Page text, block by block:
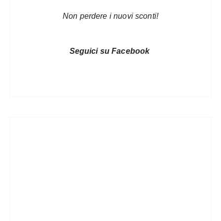
Non perdere i nuovi sconti!
Seguici su Facebook